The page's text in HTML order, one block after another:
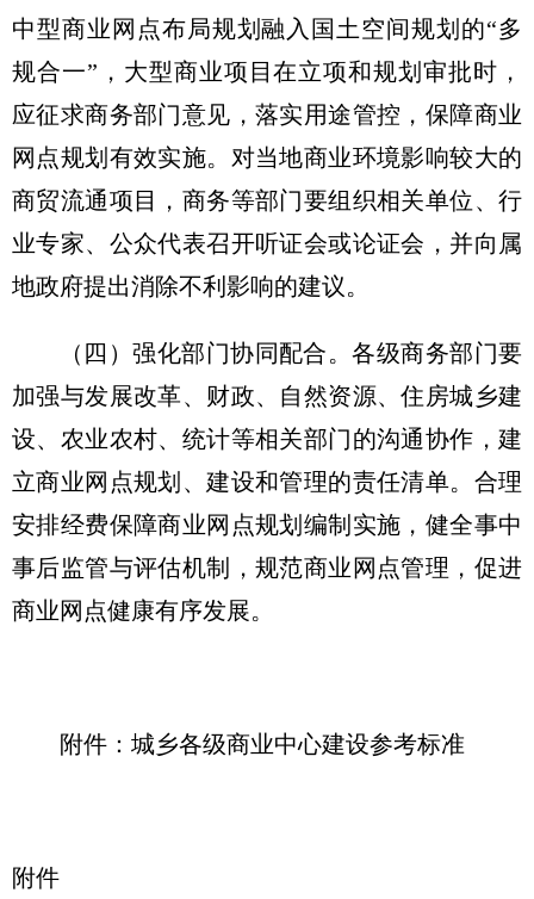
中型商业网点布局规划融入国土空间规划的“多
规合一”，大型商业项目在立项和规划审批时，
应征求商务部门意见，落实用途管控，保障商业
网点规划有效实施。对当地商业环境影响较大的
商贸流通项目，商务等部门要组织相关单位、行
业专家、公众代表召开听证会或论证会，并向属
地政府提出消除不利影响的建议。
（四）强化部门协同配合。各级商务部门要
加强与发展改革、财政、自然资源、住房城乡建
设、农业农村、统计等相关部门的沟通协作，建
立商业网点规划、建设和管理的责任清单。合理
安排经费保障商业网点规划编制实施，健全事中
事后监管与评估机制，规范商业网点管理，促进
商业网点健康有序发展。
附件：城乡各级商业中心建设参考标准
附件